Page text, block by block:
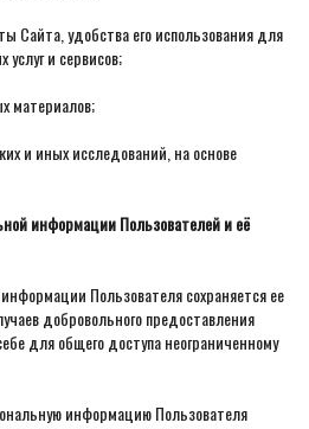
Сайта, удобства его использования для
услуг и сервисов;
материалов;
и иных исследований, на основе
информации Пользователей и её
Пользователя сохраняется ее
добровольного предоставления
для общего доступа неограниченному
информацию Пользователя